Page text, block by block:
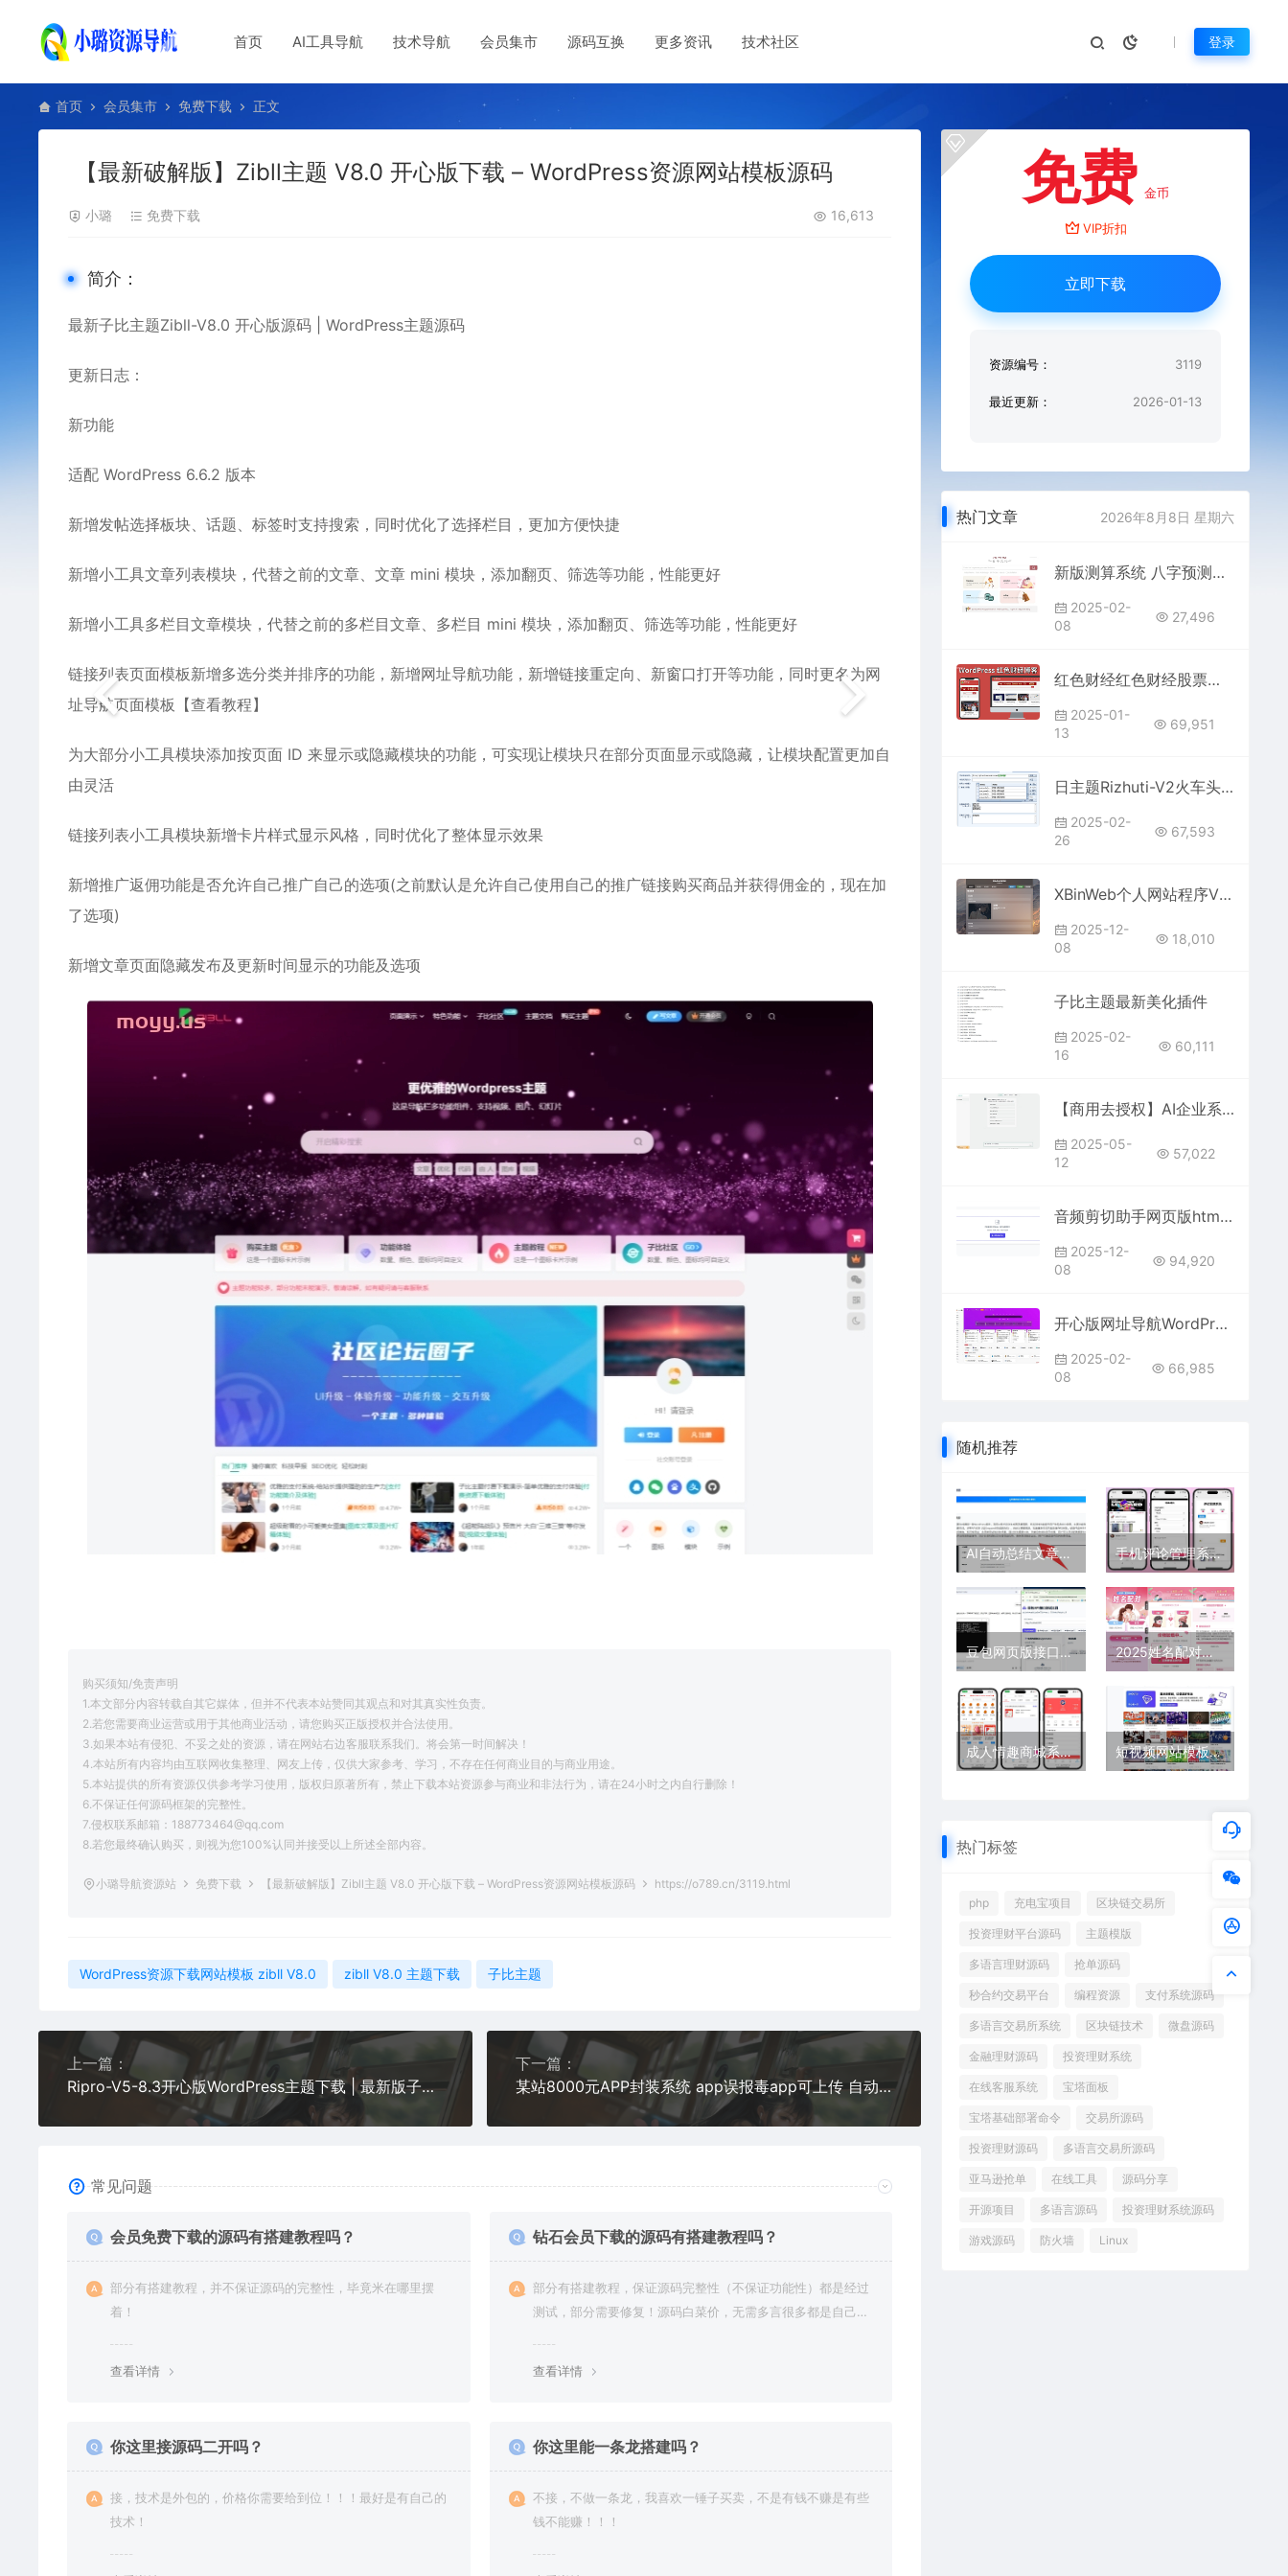
首页 AI工具导航 技术导航 会员集市 源码互换 更多资讯 技术社区 登录
首页 会员集市 免费下载 正文
【最新破解版】Zibll主题 V8.0 开心版下载 – WordPress资源网站模板源码
小璐 免费下载 16,613
简介：
最新子比主题Zibll-V8.0 开心版源码 | WordPress主题源码
更新日志：
新功能
适配 WordPress 6.6.2 版本
新增发帖选择板块、话题、标签时支持搜索，同时优化了选择栏目，更加方便快捷
新增小工具文章列表模块，代替之前的文章、文章 mini 模块，添加翻页、筛选等功能，性能更好
新增小工具多栏目文章模块，代替之前的多栏目文章、多栏目 mini 模块，添加翻页、筛选等功能，性能更好
链接列表页面模板新增多选分类并排序的功能，新增网址导航功能，新增链接重定向、新窗口打开等功能，同时更名为网
址导航页面模板【查看教程】
为大部分小工具模块添加按页面 ID 来显示或隐藏模块的功能，可实现让模块只在部分页面显示或隐藏，让模块配置更加自
由灵活
链接列表小工具模块新增卡片样式显示风格，同时优化了整体显示效果
新增推广返佣功能是否允许自己推广自己的选项(之前默认是允许自己使用自己的推广链接购买商品并获得佣金的，现在加
了选项)
新增文章页面隐藏发布及更新时间显示的功能及选项
购买须知/免责声明
1.本文部分内容转载自其它媒体，但并不代表本站赞同其观点和对其真实性负责。
2.若您需要商业运营或用于其他商业活动，请您购买正版授权并合法使用。
3.如果本站有侵犯、不妥之处的资源，请在网站右边客服联系我们。将会第一时间解决！
4.本站所有内容均由互联网收集整理、网友上传，仅供大家参考、学习，不存在任何商业目的与商业用途。
5.本站提供的所有资源仅供参考学习使用，版权归原著所有，禁止下载本站资源参与商业和非法行为，请在24小时之内自行删除！
6.不保证任何源码框架的完整性。
7.侵权联系邮箱：188773464@qq.com
8.若您最终确认购买，则视为您100%认同并接受以上所述全部内容。
小璐导航资源站 免费下载 【最新破解版】Zibll主题 V8.0 开心版下载 – WordPress资源网站模板源码 https://o789.cn/3119.html
WordPress资源下载网站模板 zibll V8.0 zibll V8.0 主题下载 子比主题
上一篇：
Ripro-V5-8.3开心版WordPress主题下载 | 最新版子比主题资源分享
下一篇：
某站8000元APP封装系统 app误报毒app可上传 自动实现5分钟随机更换包名和签名+视频教程
常见问题
会员免费下载的源码有搭建教程吗？
部分有搭建教程，并不保证源码的完整性，毕竟米在哪里摆
着！
查看详情
钻石会员下载的源码有搭建教程吗？
部分有搭建教程，保证源码完整性（不保证功能性）都是经过
测试，部分需要修复！源码白菜价，无需多言很多都是自己修
查看详情
你这里接源码二开吗？
接，技术是外包的，价格你需要给到位！！！最好是有自己的
技术！
你这里能一条龙搭建吗？
不接，不做一条龙，我喜欢一锤子买卖，不是有钱不赚是有些
钱不能赚！！！
免费 金币
VIP折扣
立即下载
资源编号： 3119
最近更新： 2026-01-13
热门文章 2026年8月8日 星期六
新版测算系统 八字预测配偶系统 海外多语言源码 测算系统搭建
2025-02-
08
27,496
红色财经红色财经股票外汇网站WordPress主题Pron-red
2025-01-
13
69,951
日主题Rizhuti-V2火车头采集规则+免登陆发布接口下载
2025-02-
26
67,593
XBinWeb个人网站程序V2.0.0个人建站程序支持动态切换首页模板
2025-12-
08
18,010
子比主题最新美化插件
2025-02-
16
60,111
【商用去授权】AI企业系统源码
2025-05-
12
57,022
音频剪切助手网页版html源码
2025-12-
08
94,920
开心版网址导航WordPress主题 | 资源+资讯+导航三合一建站神器
2025-02-
08
66,985
随机推荐
AI自动总结文章插件Pro版 手机评论管理系统中奖秀晒图源码 – MySQL+HTML开源晒图系统
豆包网页版接口Py-API开源库——支持易语言与Python混合开发网盘下载 2025姓名配对测算配对系统七天情侣PHP源码带后台
成人情趣商城系统源码 情趣商场平台 对接彩虹发卡程序 短视频网站模板源码 | 苹果CMSV10清新卡片风格蓝紫渐变主题（首途第33套）
热门标签
php 充电宝项目 区块链交易所
投资理财平台源码 主题模版
多语言理财源码 抢单源码
秒合约交易平台 编程资源 支付系统源码
多语言交易所系统 区块链技术 微盘源码
金融理财源码 投资理财系统
在线客服系统 宝塔面板
宝塔基础部署命令 交易所源码
投资理财源码 多语言交易所源码
亚马逊抢单 在线工具 源码分享
开源项目 多语言源码 投资理财系统源码
游戏源码 防火墙 Linux